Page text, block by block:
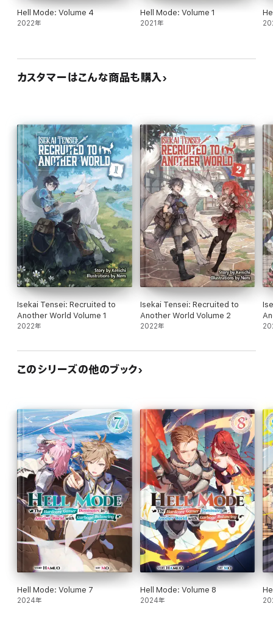
Hell Mode: Volume 4
2022年
Hell Mode: Volume 1
2021年
カスタマーはこんな商品も購入
Isekai Tensei: Recruited to
Another World Volume 1
2022年
Isekai Tensei: Recruited to
Another World Volume 2
2022年
このシリーズの他のブック
Hell Mode: Volume 7
2024年
Hell Mode: Volume 8
2024年